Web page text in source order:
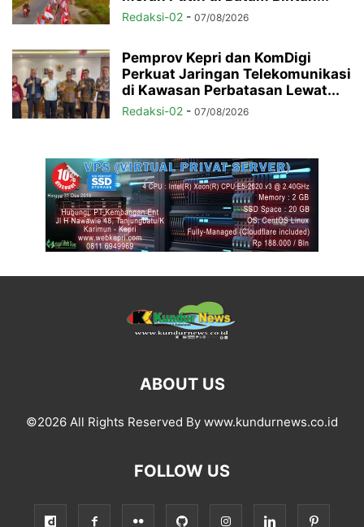
Redaksi-02 - 07/08/2026
Pemprov Kepri dan KomDigi
Perkuat Jaringan Telekomunikasi
di Kawasan Perbatasan Lewat...
Redaksi-02 - 07/08/2026
ABOUT US
©2026 All Rights Reserved By www.kundurnews.co.id
FOLLOW US